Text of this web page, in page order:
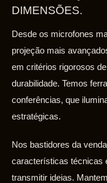
DIMENSÕES.
Desde os microfones
projeção mais
em critérios rigorosos
durabilidade. Temos
conferências, que
estratégicas.
Nos bastidores da
características técnicas
transmitir ideias.